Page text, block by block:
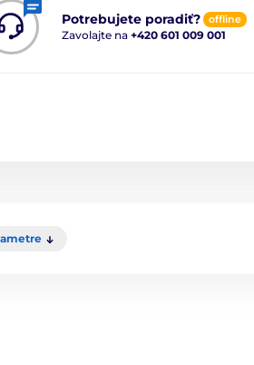
Potrebujete poradiť? offline
Zavolajte na +420 601 009 001